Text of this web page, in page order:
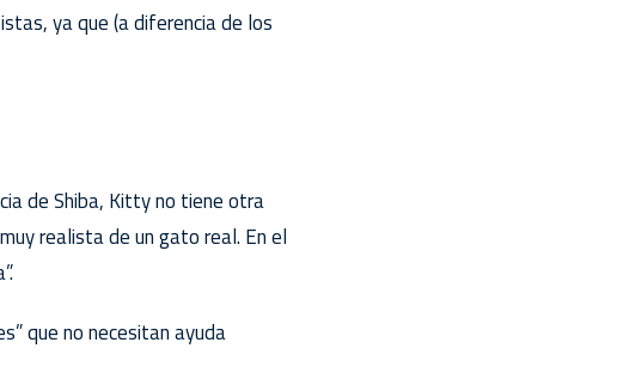
ya que (a diferencia de los
de Shiba, Kitty no tiene otra
realista de un gato real. En el
que no necesitan ayuda